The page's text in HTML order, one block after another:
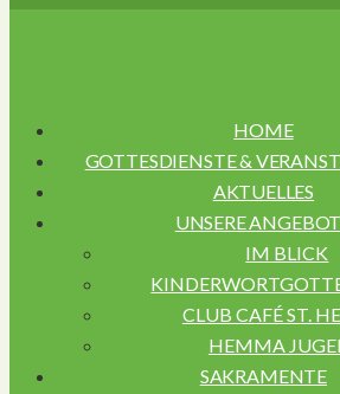
HOME
GOTTESDIENSTE &
AKTUELLES
UNSERE
IM BLICK
CLUB CAFÉ ST.
HEMMA
SAKRAMENTE